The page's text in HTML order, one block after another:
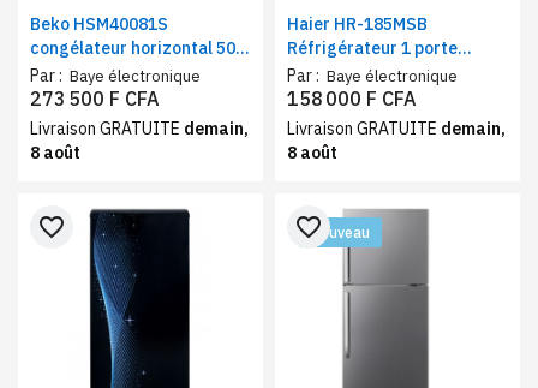
Beko HSM40081S
congélateur horizontal 500
litres – Congélateur coffre
grande capacité et classe A
Par : Baye électronique
273 500 F CFA
Livraison GRATUITE demain,
8 août
Haier HR-185MSB
Réfrigérateur 1 porte
couleur noir et or
Par : Baye électronique
158 000 F CFA
Livraison GRATUITE demain,
8 août
favorite_border Nouveau
favorite_border